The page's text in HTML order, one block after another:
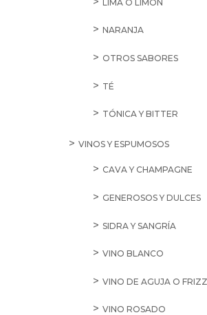
LIMA O LIMÓN
NARANJA
OTROS SABORES
TÉ
TÓNICA Y BITTER
VINOS Y ESPUMOSOS
CAVA Y CHAMPAGNE
GENEROSOS Y DULCES
SIDRA Y SANGRÍA
VINO BLANCO
VINO DE AGUJA O
VINO ROSADO